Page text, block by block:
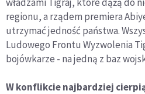
regionu, a rządem premiera
utrzymać jedność państwa.
Ludowego Frontu Wyzwolenia
bojówkarze - na jedną z baz
W konflikcie najbardziej